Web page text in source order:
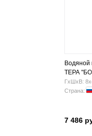
Водяной
ТЕРА
3/4"
ГхШхВ:
Страна:
7 486